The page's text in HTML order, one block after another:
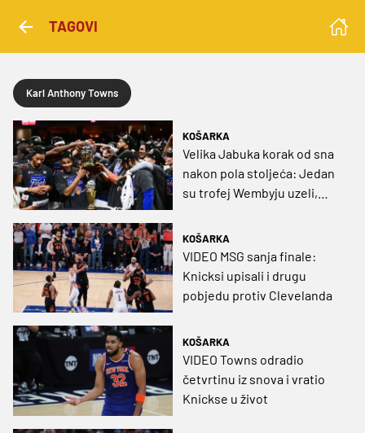
TAGOVI
Karl Anthony Towns
KOŠARKA
Velika Jabuka korak od sna
nakon pola stoljeća: Jedan
su trofej Wembyju uzeli,
KOŠARKA
VIDEO MSG sanja finale:
Knicksi upisali i drugu
pobjedu protiv Clevelanda
KOŠARKA
VIDEO Towns odradio
četvrtinu iz snova i vratio
Knickse u život